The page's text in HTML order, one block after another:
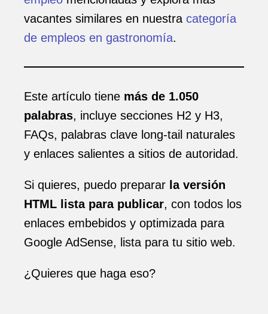
vacantes similares en nuestra categoría
de empleos en gastronomía.
Este artículo tiene más de 1.050
palabras, incluye secciones H2 y H3,
FAQs, palabras clave long-tail naturales
y enlaces salientes a sitios de autoridad.
Si quieres, puedo preparar la versión
HTML lista para publicar, con todos los
enlaces embebidos y optimizada para
Google AdSense, lista para tu sitio web.
¿Quieres que haga eso?